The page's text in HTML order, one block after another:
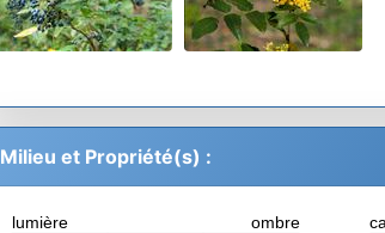
Milieu et Propriété(s) :
ombre
lumière